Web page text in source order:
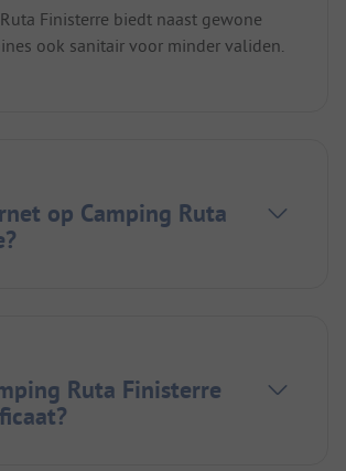
Finisterre biedt naast gewone
ook sanitair voor minder validen.
op Camping Ruta
Ruta Finisterre